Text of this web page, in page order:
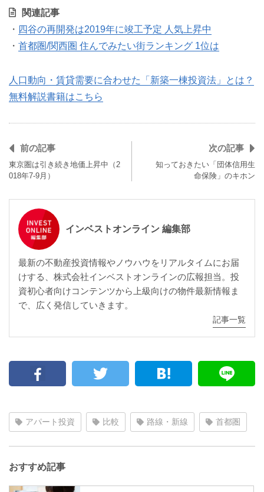
関連記事
・ 四谷の再開発は2019年に竣工予定 人気上昇中
・ 首都圏/関西圏 住んでみたい街ランキング 1位は
人口動向・賃貸需要に合わせた「新築一棟投資法」とは？
無料解説書籍はこちら
前の記事
東京圏は引き続き地価上昇中（2
018年7-9月）
次の記事
知っておきたい「団体信用生
命保険」のキホン
インベストオンライン 編集部
最新の不動産投資情報やノウハウをリアルタイムにお届
けする、株式会社インベストオンラインの広報担当。投
資初心者向けコンテンツから上級向けの物件最新情報ま
で、広く発信していきます。
記事一覧
アパート投資 比較 路線・新線 首都圏
おすすめ記事